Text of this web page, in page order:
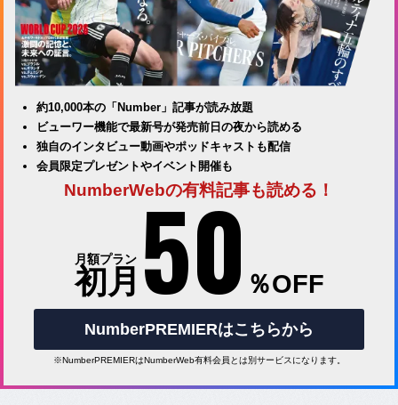
約10,000本の「Number」記事が読み放題
ビューワー機能で最新号が発売前日の夜から読める
独自のインタビュー動画やポッドキャストも配信
会員限定プレゼントやイベント開催も
NumberWebの有料記事も読める！
月額プラン
初月 50 ％OFF
NumberPREMIERはこちらから
※NumberPREMIERはNumberWeb有料会員とは別サービスになります。